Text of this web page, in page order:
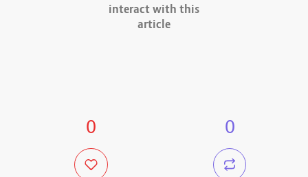
interact with this
article
0 0